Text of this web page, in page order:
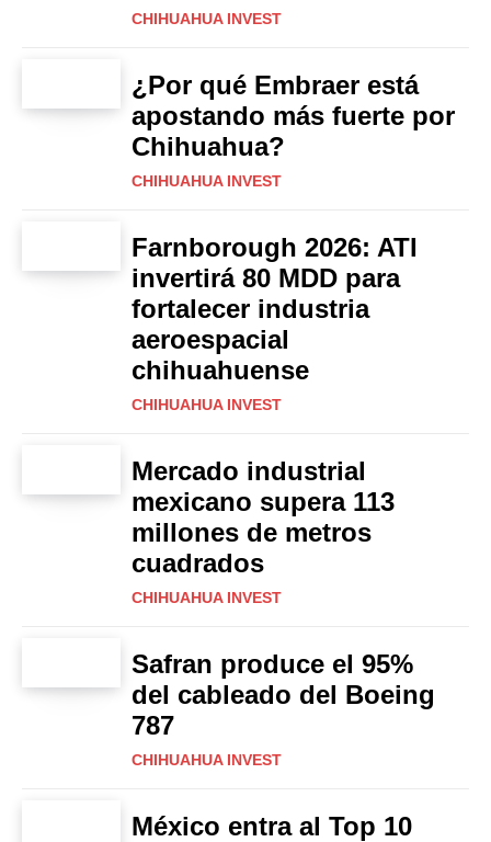
CHIHUAHUA INVEST
¿Por qué Embraer está
apostando más fuerte por
Chihuahua?
CHIHUAHUA INVEST
Farnborough 2026: ATI
invertirá 80 MDD para
fortalecer industria
aeroespacial
chihuahuense
CHIHUAHUA INVEST
Mercado industrial
mexicano supera 113
millones de metros
cuadrados
CHIHUAHUA INVEST
Safran produce el 95%
del cableado del Boeing
787
CHIHUAHUA INVEST
México entra al Top 10